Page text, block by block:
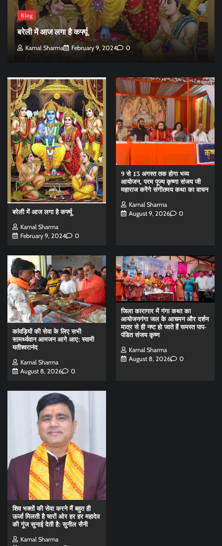
Blog
बरेली में आज लगा है कर्फ्यू
Kamal Sharma February 9, 2024 0
बरेली में आज लगा है कर्फ्यू
Kamal Sharma
February 9, 2024
0
9 से 13 अगस्त तक होगा भव्य
आयोजन, परम पूज्य कृष्णा संजय जी
महाराज करेंगे संगीतमय कथा का वाचन
Kamal Sharma
August 9, 2026
0
कांवड़ियों की सेवा के लिए सभी
सामर्थ्यवान आमजन आगे आए: स्वामी
यतीश्वरानंद
Kamal Sharma
August 8, 2026
0
जिला कारागार में गंगा कथा का
आयोजनगंगा जल के आचमन और दर्शन
मात्र से ही नष्ट हो जाते हैं समस्त पाप-
पंडित संजय कृष्ण
Kamal Sharma
August 8, 2026
0
शिव भक्तों की सेवा करने मैं बहुत ही
ऊर्जा मिलती है चारों ओर हर हर महादेव
की गूंज सुनाई देती है: सुनील सैनी
Kamal Sharma